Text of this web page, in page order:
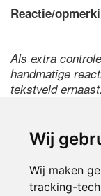
Wij
Wij maken
tracking-
Reactie/
Als extra
handmatige
tekstveld